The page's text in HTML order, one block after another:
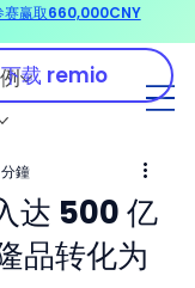
下载 remio
达 500 亿
品转化为
鐘
赛赢取660,000CNY